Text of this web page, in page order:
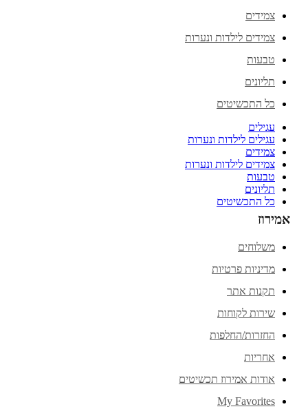
צמידים
צמידים לילדות ונערות
טבעות
תליונים
כל התכשיטים
עגילים
עגילים לילדות ונערות
צמידים
צמידים לילדות ונערות
טבעות
תליונים
כל התכשיטים
אמירוז
משלוחים
מדיניות פרטיות
תקנות אתר
שירות לקוחות
החזרות/החלפות
אחריות
אודות אמירוז תכשיטים
My Favorites